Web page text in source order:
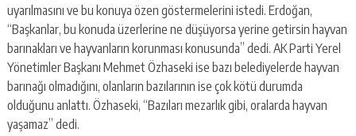
uyarılmasını ve bu konuya özen göstermelerini istedi. Erdoğan,
“Başkanlar, bu konuda üzerlerine ne düşüyorsa yerine getirsin hayvan
barınakları ve hayvanların korunması konusunda” dedi. AK Parti Yerel
Yönetimler Başkanı Mehmet Özhaseki ise bazı belediyelerde hayvan
barınağı olmadığını, olanların bazılarının ise çok kötü durumda
olduğunu anlattı. Özhaseki, “Bazıları mezarlık gibi, oralarda hayvan
yaşamaz” dedi.